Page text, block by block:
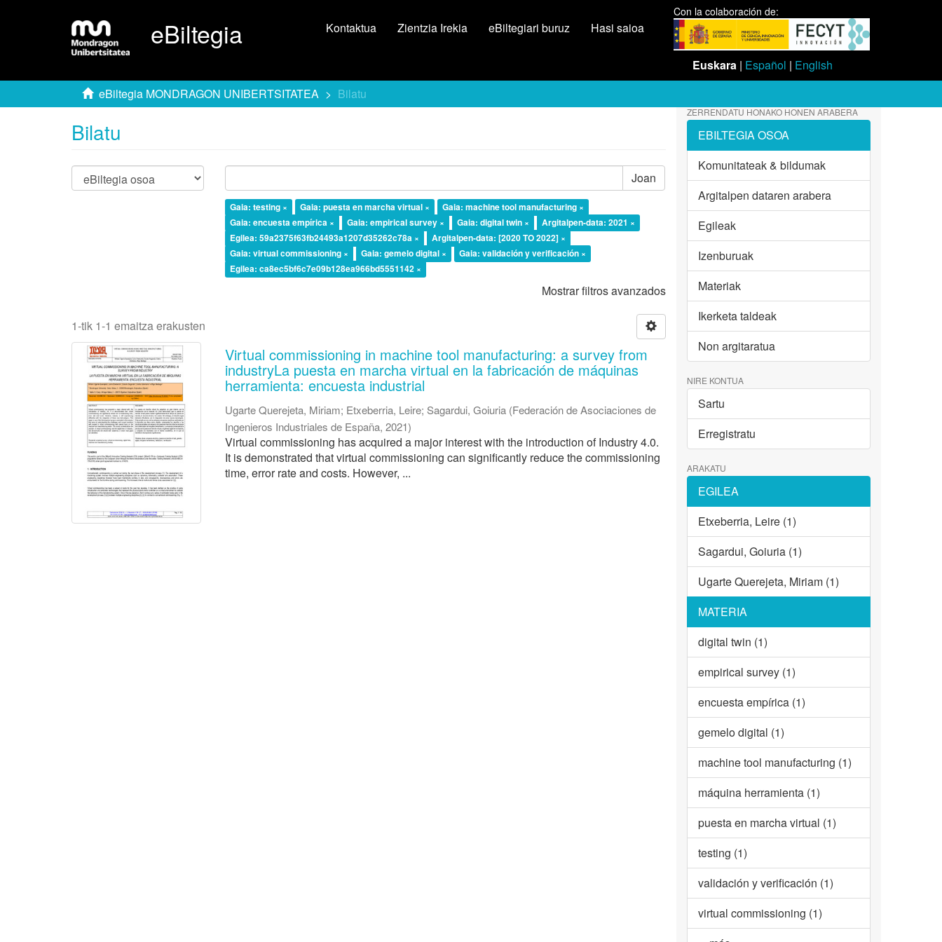
eBiltegia
Con la colaboración de:
Euskara | Español | English
Kontaktua Zientzia Irekia eBiltegiari buruz Hasi saioa
eBiltegia MONDRAGON UNIBERTSITATEA Bilatu
Bilatu
Joan
Gaia: testing × Gaia: puesta en marcha virtual ×
Gaia: machine tool manufacturing ×
Gaia: encuesta empírica ×
Gaia: empirical survey × Gaia: digital twin ×
Argitalpen-data: 2021 ×
Egilea: 59a2375f63fb24493a1207d35262c78a ×
Argitalpen-data: [2020 TO 2022] ×
Gaia: virtual commissioning ×
Gaia: gemelo digital ×
Gaia: validación y verificación ×
Egilea: ca8ec5bf6c7e09b128ea966bd5551142 ×
Mostrar filtros avanzados
1-tik 1-1 emaitza erakusten
Virtual commissioning in machine tool manufacturing: a survey from
industryLa puesta en marcha virtual en la fabricación de máquinas
herramienta: encuesta industrial
Ugarte Querejeta, Miriam; Etxeberria, Leire; Sagardui, Goiuria (Federación de Asociaciones de
Ingenieros Industriales de España,2021)
Virtual commissioning has acquired a major interest with the introduction of Industry 4.0.
It is demonstrated that virtual commissioning can significantly reduce the commissioning
time, error rate and costs. However, ...
ZERRENDATU HONAKO HONEN ARABERA
EBILTEGIA OSOA
Komunitateak & bildumak
Argitalpen dataren arabera
Egileak
Izenburuak
Materiak
Ikerketa taldeak
Non argitaratua
NIRE KONTUA
Sartu
Erregistratu
ARAKATU
EGILEA
Etxeberria, Leire (1)
Sagardui, Goiuria (1)
Ugarte Querejeta, Miriam (1)
MATERIA
digital twin (1)
empirical survey (1)
encuesta empírica (1)
gemelo digital (1)
machine tool manufacturing (1)
máquina herramienta (1)
puesta en marcha virtual (1)
testing (1)
validación y verificación (1)
virtual commissioning (1)